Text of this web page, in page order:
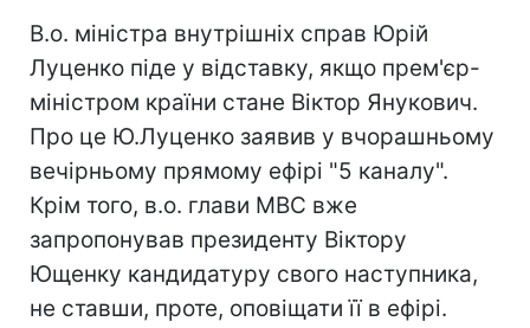
В.о. міністра внутрішніх справ Юрій
Луценко піде у відставку, якщо прем'єр-
міністром країни стане Віктор Янукович.
Про це Ю.Луценко заявив у вчорашньому
вечірньому прямому ефірі "5 каналу".
Крім того, в.о. глави МВС вже
запропонував президенту Віктору
Ющенку кандидатуру свого наступника,
не ставши, проте, оповіщати її в ефірі.